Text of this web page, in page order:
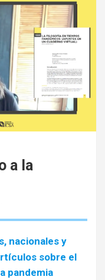
a la
nacionales y
sobre el
pandemia